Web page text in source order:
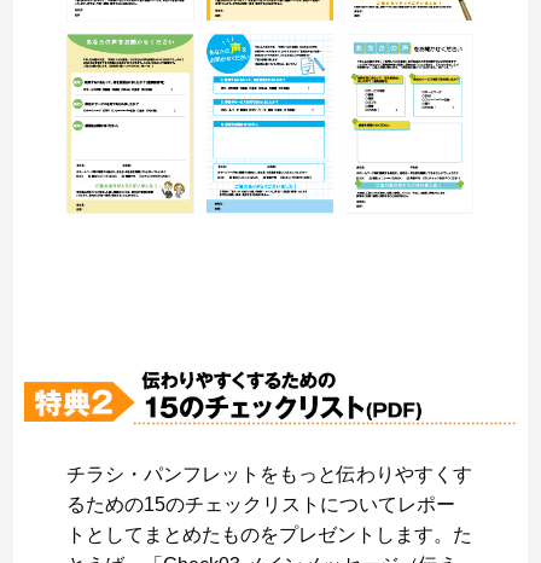
チラシ・パンフレットをもっと伝わりやすくす
るための15のチェックリストについてレポー
トとしてまとめたものをプレゼントします。た